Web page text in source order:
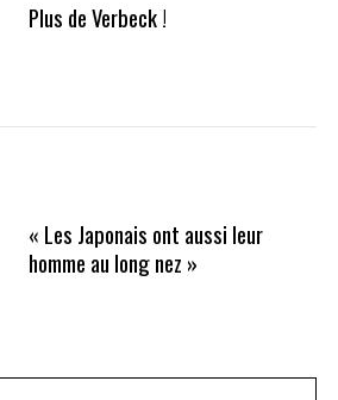
Plus de Verbeck !
« Les Japonais ont aussi leur
homme au long nez »